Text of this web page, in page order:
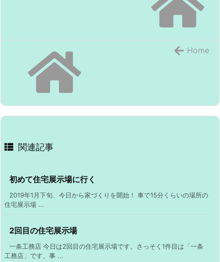
Home
関連記事
初めて住宅展示場に行く
2019年1月下旬、今日から家づくりを開始！ 車で15分くらいの場所の
住宅展示場 ...
2回目の住宅展示場
一条工務店 今日は2回目の住宅展示場です。さっそく1件目は「一条
工務店」です。事 ...